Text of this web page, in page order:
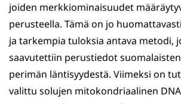
joiden merkkiominaisuudet
perusteella. Tämä on jo
ja tarkempia tuloksia antava metodi,
saavutettiin perustiedot
perimän läntisyydestä. Viimeksi on
valittu solujen mitokondriaalinen